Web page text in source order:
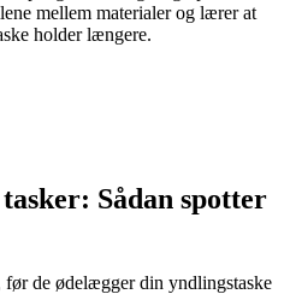
mellem materialer og lærer at
holder længere.
Sådan spotter
de ødelægger din yndlingstaske